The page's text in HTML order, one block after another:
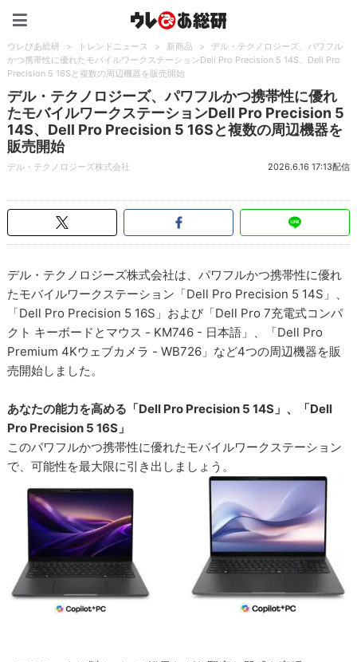
ウレぴあ総研 > トレンドニュース > 新商品 >
デル・テクノロジーズ、パワフル
かつ携帯性に優れたモバイルワークステーションDell Pro Precision 5 14S、Dell Pro
Precision 5 16Sと複数の周辺機器を販売開始
デル・テクノロジーズ、パワフルかつ携帯性に優れ
たモバイルワークステーションDell Pro Precision 5
14S、Dell Pro Precision 5 16Sと複数の周辺機器を
販売開始
デル・テクノロジーズ株式会社 2026.6.16 17:13配信
デル・テクノロジーズ株式会社は、パワフルかつ携帯性に優れ
たモバイルワークステーション「Dell Pro Precision 5 14S」、
「Dell Pro Precision 5 16S」および「Dell Pro 7充電式コンパ
クト キーボードとマウス - KM746 - 日本語」、「Dell Pro
Premium 4Kウェブカメラ - WB726」など4つの周辺機器を販
売開始しました。
あなたの能力を高める「Dell Pro Precision 5 14S」、「Dell
Pro Precision 5 16S」
このパワフルかつ携帯性に優れたモバイルワークステーション
で、可能性を最大限に引き出しましょう。